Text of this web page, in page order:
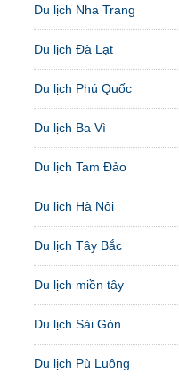
Du lịch Nha Trang
Du lịch Đà Lạt
Du lịch Phú Quốc
Du lịch Ba Vì
Du lịch Tam Đảo
Du lịch Hà Nội
Du lịch Tây Bắc
Du lịch miền tây
Du lịch Sài Gòn
Du lịch Pù Luông